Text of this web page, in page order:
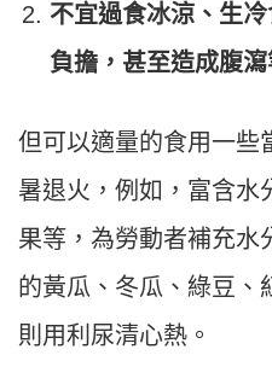
不宜過食冰涼、生
負擔，甚至造成腹瀉
但可以適量的食用一些
暑退火，例如，富含水
果等，為勞動者補充水
的黃瓜、冬瓜、綠豆、
則用利尿清心熱。